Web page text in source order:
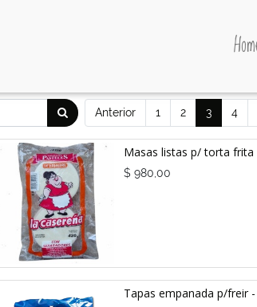
Anterior 1 2 3 4
Masas listas p/ torta frita
$ 980,00
Tapas empanada p/freir